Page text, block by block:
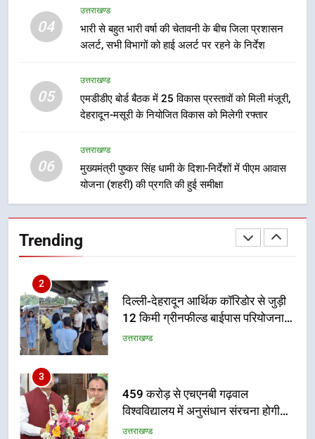
04
उत्तराखण्ड
भारी से बहुत भारी वर्षा की चेतावनी के बीच जिला प्रशासन
अलर्ट, सभी विभागों को हाई अलर्ट पर रहने के निर्देश
05
उत्तराखण्ड
एमडीडीए बोर्ड बैठक में 25 विकास प्रस्तावों को मिली मंजूरी,
देहरादून-मसूरी के नियोजित विकास को मिलेगी रफ्तार
06
उत्तराखण्ड
मुख्यमंत्री पुष्कर सिंह धामी के दिशा-निर्देशों में पीएम आवास
योजना (शहरी) की प्रगति की हुई समीक्षा
Trending
भारी बारिश का अलर्ट! 6 अगस्त को
देहरादून में स्कूल बंद
1
मुख्यमंत्री धामी बोले- युवाओं को रोजगार
भर्ती
दिल्ली-देहरादून आर्थिक कॉरिडोर से जुड़ी
12 किमी ग्रीनफील्ड बाईपास परियोजना
का डीएम ने किया निरीक्षण; समयबद्ध एवं
नहींः डीएम
3
459 करोड़ से एचएनबी गढ़वाल
विश्वविद्यालय में अनुसंधान संरचना होगी
सुदृढ
उत्तराखण्ड
4
भारी से बहुत भारी वर्षा की चेतावनी के बीच
जिला प्रशासन अलर्ट, सभी विभागों को हाई
अलर्ट पर रहने के निर्देश
उत्तराखण्ड